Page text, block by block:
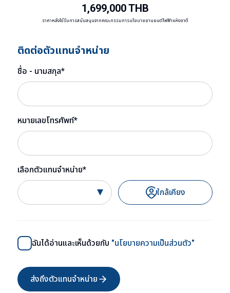
1,699,000 THB
ราคาหลังได้รับการสนับสนุนจากคณะกรรมการนโยบายยานยนต์ไฟฟ้าแห่งชาติ
ติดต่อตัวแทนจำหน่าย
ชื่อ - นามสกุล*
หมายเลขโทรศัพท์*
เลือกตัวแทนจำหน่าย*
ใกล้เคียง
ฉันได้อ่านและเห็นด้วยกับ "นโยบายความเป็นส่วนตัว"
ส่งถึงตัวแทนจำหน่าย